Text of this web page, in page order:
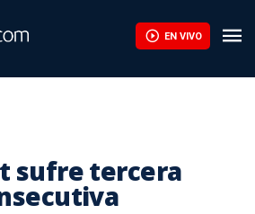
EN VIVO
sufre tercera